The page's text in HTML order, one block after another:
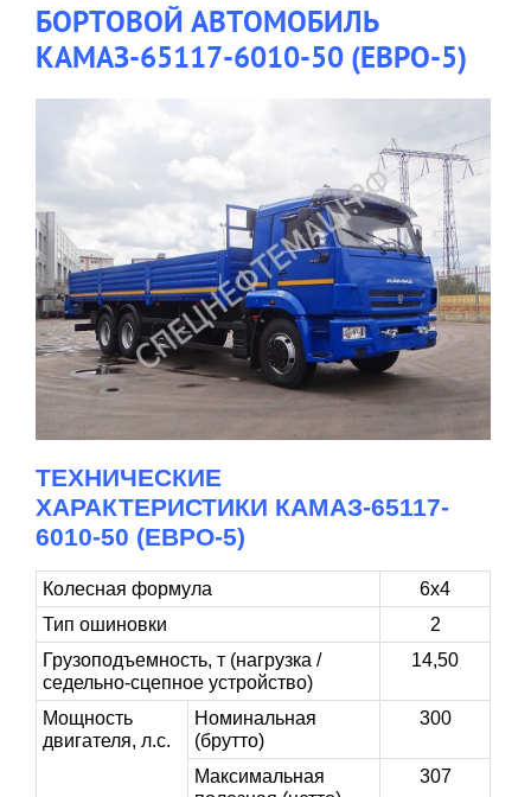
БОРТОВОЙ АВТОМОБИЛЬ
КАМАЗ-65117-6010-50 (ЕВРО-5)
ТЕХНИЧЕСКИЕ
ХАРАКТЕРИСТИКИ КАМАЗ-65117-
6010-50 (ЕВРО-5)
Колесная формула
6х4
Тип ошиновки
2
Грузоподъемность, т (нагрузка /
седельно-сцепное устройство)
14,50
Мощность
двигателя, л.с.
Номинальная
(брутто)
300
Максимальная
307